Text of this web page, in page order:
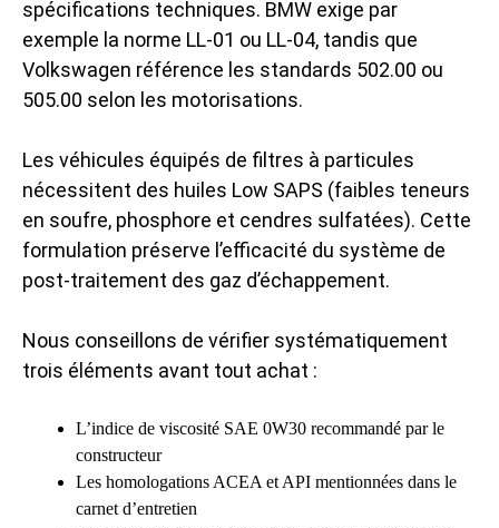
spécifications techniques. BMW exige par
exemple la norme LL-01 ou LL-04, tandis que
Volkswagen référence les standards 502.00 ou
505.00 selon les motorisations.
Les véhicules équipés de filtres à particules
nécessitent des huiles Low SAPS (faibles teneurs
en soufre, phosphore et cendres sulfatées). Cette
formulation préserve l’efficacité du système de
post-traitement des gaz d’échappement.
Nous conseillons de vérifier systématiquement
trois éléments avant tout achat :
L’indice de viscosité SAE 0W30 recommandé par le
constructeur
Les homologations ACEA et API mentionnées dans le
carnet d’entretien